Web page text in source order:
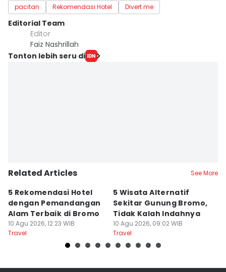
pacitan Rekomendasi Hotel Divert me
Editorial Team
Editor
Faiz Nashrillah
Tonton lebih seru di
Related Articles See More
5 Rekomendasi Hotel
dengan Pemandangan
Alam Terbaik di Bromo
10 Agu 2026, 12:23 WIB
Travel
5 Wisata Alternatif
Sekitar Gunung Bromo,
Tidak Kalah Indahnya
10 Agu 2026, 09:02 WIB
Travel